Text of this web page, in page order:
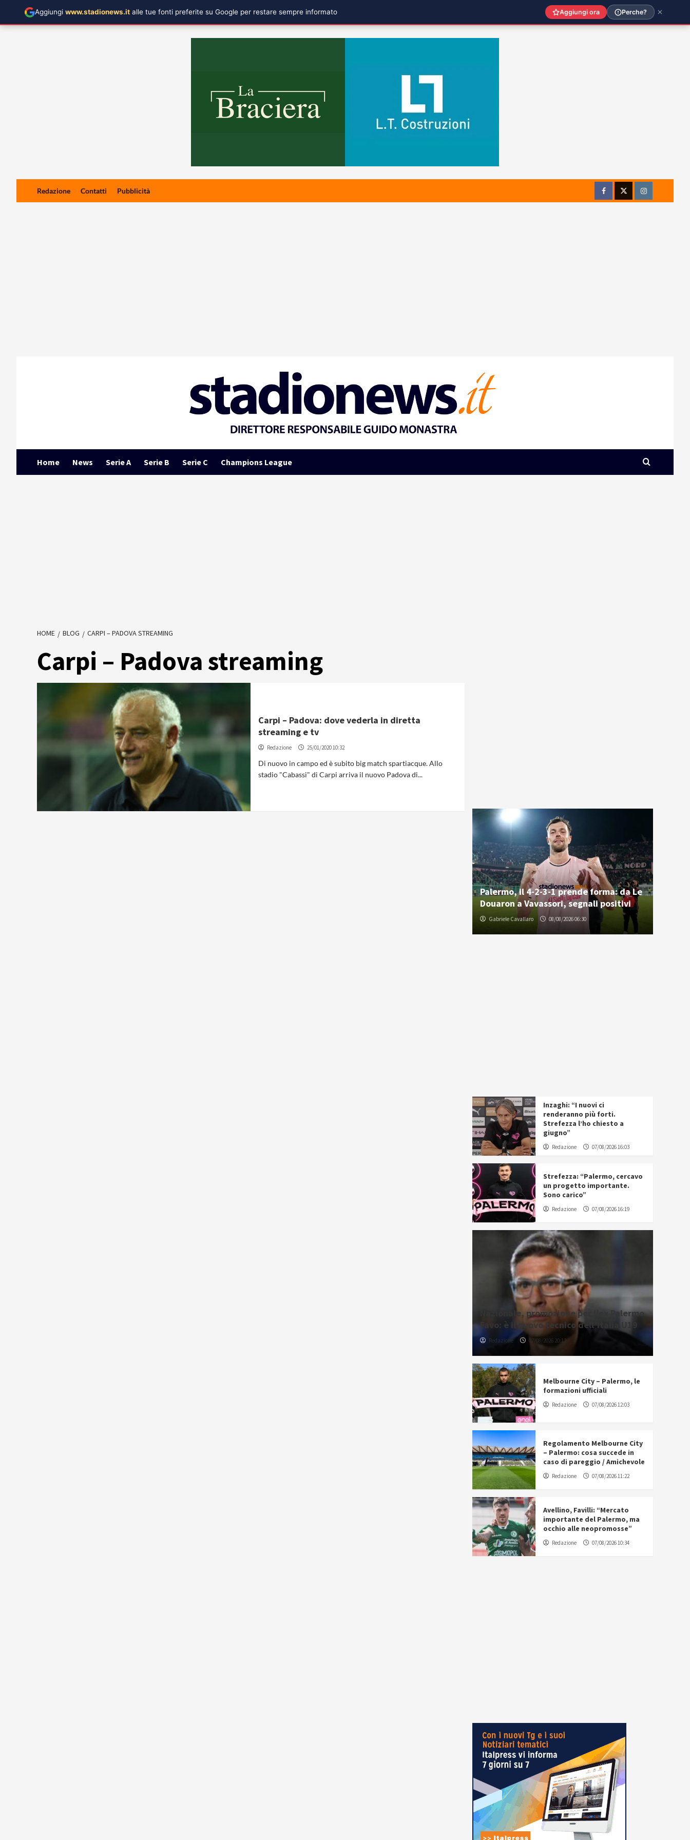
Redazione Contatti Pubblicità
FacebookTwitterInstagram
Home News Serie A Serie B Serie C Champions League
HOME BLOG CARPI – PADOVA STREAMING
Carpi – Padova streaming
Carpi – Padova: dove vederla in diretta
streaming e tv
Redazione 25/01/2020 10:32
Di nuovo in campo ed è subito big match spartiacque. Allo
stadio "Cabassi" di Carpi arriva il nuovo Padova di...
Palermo, il 4-2-3-1 prende forma: da Le
Douaron a Vavassori, segnali positivi
Gabriele Cavallaro 08/08/2026 06:30
Inzaghi: “I nuovi ci
renderanno più forti.
Strefezza l’ho chiesto a
giugno”
Redazione 07/08/2026 16:03
Strefezza: “Palermo, cercavo
un progetto importante.
Sono carico”
Redazione 07/08/2026 16:19
Nazionale, promozione per l’ex Palermo
Favo: è il nuovo tecnico dell’Italia U19
Redazione 07/08/2026 20:12
Melbourne City – Palermo, le
formazioni ufficiali
Redazione 07/08/2026 12:03
Regolamento Melbourne City
– Palermo: cosa succede in
caso di pareggio / Amichevole
Redazione 07/08/2026 11:22
Avellino, Favilli: “Mercato
importante del Palermo, ma
occhio alle neopromosse”
Redazione 07/08/2026 10:34
Aggiungi www.stadionews.it alle tue fonti preferite su Google per restare sempre informato Aggiungi ora Perche?